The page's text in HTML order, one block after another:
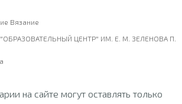
Вязание
ЦЕНТР" ИМ. Е. М. ЗЕЛЕНОВА П.
на сайте могут оставлять только